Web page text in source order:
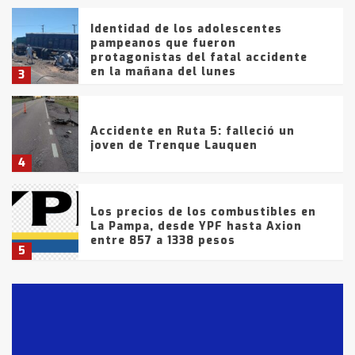
3
Identidad de los adolescentes
pampeanos que fueron
protagonistas del fatal accidente
en la mañana del lunes
4
Accidente en Ruta 5: falleció un
joven de Trenque Lauquen
5
Los precios de los combustibles en
La Pampa, desde YPF hasta Axion
entre 857 a 1338 pesos